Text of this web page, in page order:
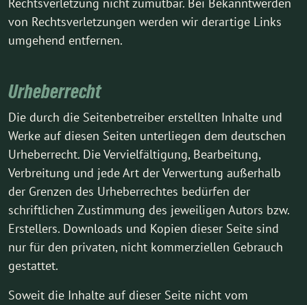
von Rechtsverletzungen werden wir derartige Links
umgehend entfernen.
Urheberrecht
Die durch die Seitenbetreiber erstellten Inhalte und
Werke auf diesen Seiten unterliegen dem deutschen
Urheberrecht. Die Vervielfältigung, Bearbeitung,
Verbreitung und jede Art der Verwertung außerhalb
der Grenzen des Urheberrechtes bedürfen der
schriftlichen Zustimmung des jeweiligen Autors bzw.
Erstellers. Downloads und Kopien dieser Seite sind
nur für den privaten, nicht kommerziellen Gebrauch
gestattet.
Soweit die Inhalte auf dieser Seite nicht vom